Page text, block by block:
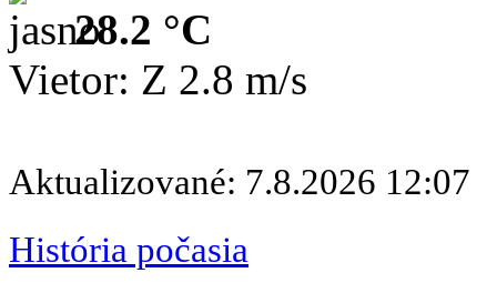
28.2 °C
Vietor: Z 2.8 m/s
Aktualizované: 7.8.2026 12:07
História počasia